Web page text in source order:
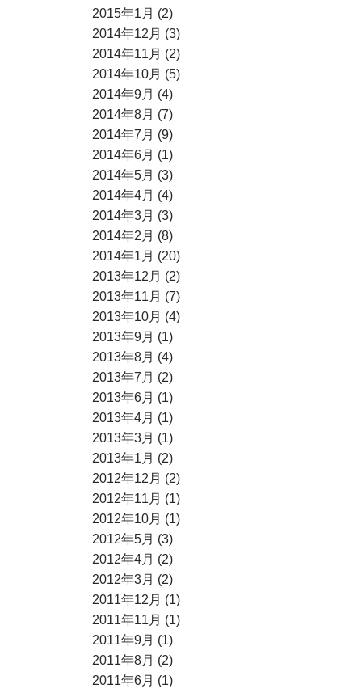
2015年1月 (2)
2014年12月 (3)
2014年11月 (2)
2014年10月 (5)
2014年9月 (4)
2014年8月 (7)
2014年7月 (9)
2014年6月 (1)
2014年5月 (3)
2014年4月 (4)
2014年3月 (3)
2014年2月 (8)
2014年1月 (20)
2013年12月 (2)
2013年11月 (7)
2013年10月 (4)
2013年9月 (1)
2013年8月 (4)
2013年7月 (2)
2013年6月 (1)
2013年4月 (1)
2013年3月 (1)
2013年1月 (2)
2012年12月 (2)
2012年11月 (1)
2012年10月 (1)
2012年5月 (3)
2012年4月 (2)
2012年3月 (2)
2011年12月 (1)
2011年11月 (1)
2011年9月 (1)
2011年8月 (2)
2011年6月 (1)